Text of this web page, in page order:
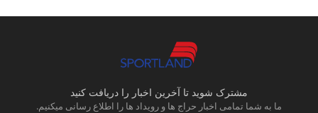
مشترک شوید تا آخرین اخبار را دریافت کنید
ما به شما تمامی اخبار حراج ها و رویداد ها را اطلاع رسانی میکنیم.